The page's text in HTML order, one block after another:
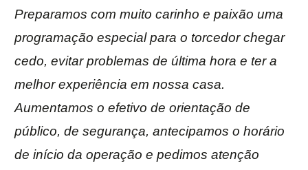
Preparamos com muito carinho e paixão uma
programação especial para o torcedor chegar
cedo, evitar problemas de última hora e ter a
melhor experiência em nossa casa.
Aumentamos o efetivo de orientação de
público, de segurança, antecipamos o horário
de início da operação e pedimos atenção